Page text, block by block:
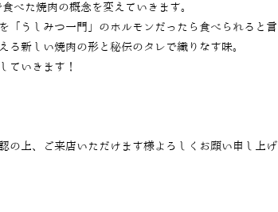
べた焼肉の概念を変えていきます。
「うしみつ一門」のホルモンだったら食べられると言
新しい焼肉の形と秘伝のタレで織りなす味。
ていきます！
上、ご来店いただけます様よろしくお願い申し上げ